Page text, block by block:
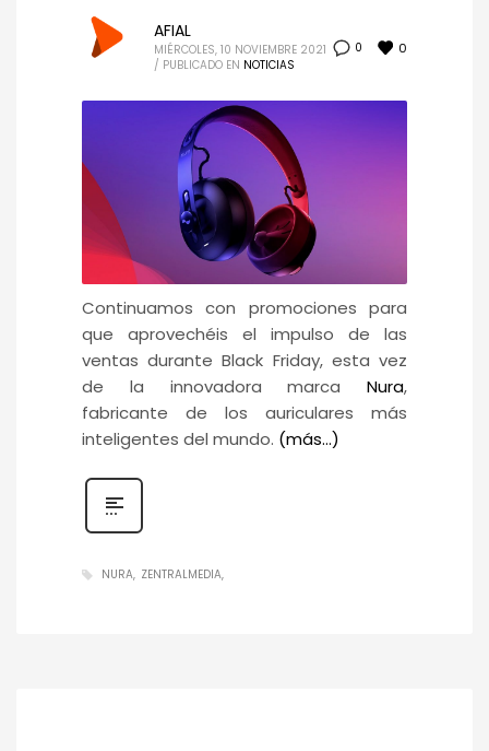
0 0
AFIAL
MIÉRCOLES, 10 NOVIEMBRE 2021
/ PUBLICADO EN NOTICIAS
Continuamos con promociones para
que aprovechéis el impulso de las
ventas durante Black Friday, esta vez
de la innovadora marca Nura,
fabricante de los auriculares más
inteligentes del mundo. (más…)
NURA ZENTRALMEDIA